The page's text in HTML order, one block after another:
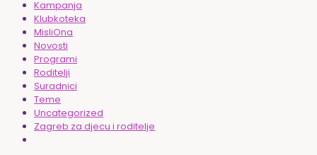
Kampanja
Klubkoteka
MisliOna
Novosti
Programi
Roditelji
Suradnici
Teme
Uncategorized
Zagreb za djecu i roditelje